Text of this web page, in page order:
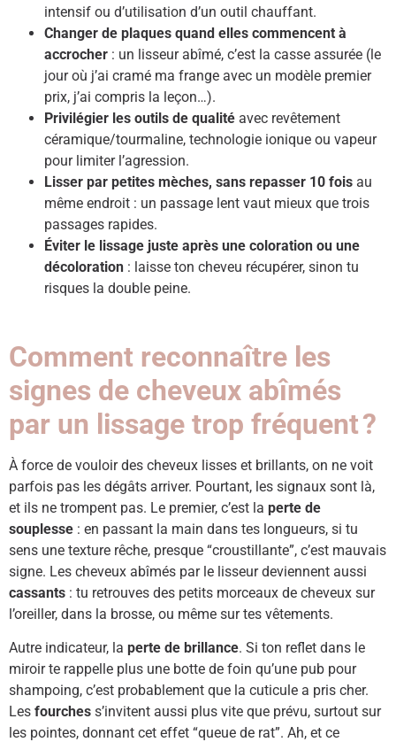
intensif ou d’utilisation d’un outil chauffant.
Changer de plaques quand elles commencent à
accrocher : un lisseur abîmé, c’est la casse assurée (le
jour où j’ai cramé ma frange avec un modèle premier
prix, j’ai compris la leçon…).
Privilégier les outils de qualité avec revêtement
céramique/tourmaline, technologie ionique ou vapeur
pour limiter l’agression.
Lisser par petites mèches, sans repasser 10 fois au
même endroit : un passage lent vaut mieux que trois
passages rapides.
Éviter le lissage juste après une coloration ou une
décoloration : laisse ton cheveu récupérer, sinon tu
risques la double peine.
Comment reconnaître les
signes de cheveux abîmés
par un lissage trop fréquent ?
À force de vouloir des cheveux lisses et brillants, on ne voit
parfois pas les dégâts arriver. Pourtant, les signaux sont là,
et ils ne trompent pas. Le premier, c’est la perte de
souplesse : en passant la main dans tes longueurs, si tu
sens une texture rêche, presque “croustillante”, c’est mauvais
signe. Les cheveux abîmés par le lisseur deviennent aussi
cassants : tu retrouves des petits morceaux de cheveux sur
l’oreiller, dans la brosse, ou même sur tes vêtements.
Autre indicateur, la perte de brillance. Si ton reflet dans le
miroir te rappelle plus une botte de foin qu’une pub pour
shampoing, c’est probablement que la cuticule a pris cher.
Les fourches s’invitent aussi plus vite que prévu, surtout sur
les pointes, donnant cet effet “queue de rat”. Ah, et ce